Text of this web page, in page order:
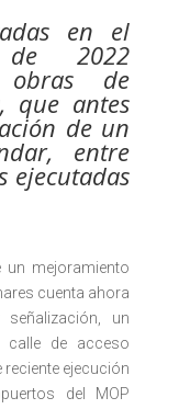
en el
de 2022
obras de
que antes
de un
entre
ejecutadas
un mejoramiento
cuenta ahora
un
calle de acceso
ejecución
del MOP